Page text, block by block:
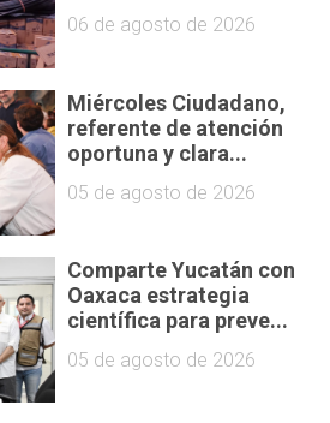
06 de agosto de 2026
Miércoles Ciudadano,
referente de atención
oportuna y clara...
05 de agosto de 2026
Comparte Yucatán con
Oaxaca estrategia
científica para preve...
05 de agosto de 2026